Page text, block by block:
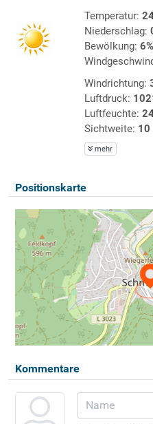
Temperatur:
Niederschlag:
Bewölkung: 6%
Windrichtung:
Luftdruck:
Luftfeuchte:
Sichtweite: 10
mehr
Positionskarte
Kommentare